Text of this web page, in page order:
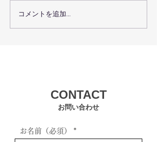
７月３０日（金）のレッ
スン予定
コメントを追加…
お問い合わせ
CONTACT
お名前（必須）